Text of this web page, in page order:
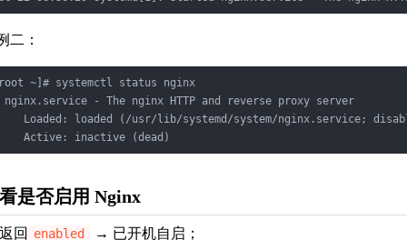
二：
~]# systemctl status nginx
nginx.service - The nginx HTTP and reverse proxy server
Loaded: loaded (/usr/lib/systemd/system/nginx.service;
是否启用 Nginx
返回 enabled → 已开机自启；